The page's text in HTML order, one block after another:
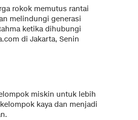
rokok memutus rantai
melindungi generasi
ketika dihubungi
di Jakarta, Senin
miskin untuk lebih
kaya dan menjadi